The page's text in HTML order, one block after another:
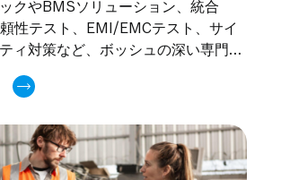
クやBMSソリューション、統合
性テスト、EMI/EMCテスト、サイ
ィ対策など、ボッシュの深い専門知